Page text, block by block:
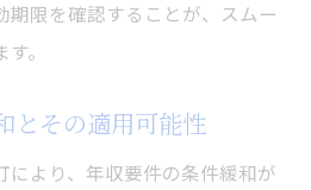
期限を確認することが、スムー
。
とその適用可能性
により、年収要件の条件緩和が